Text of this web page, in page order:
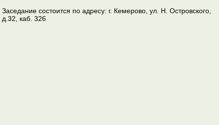
Заседание состоится по адресу: г. Кемерово, ул. Н. Островского,
д.32, каб. 326